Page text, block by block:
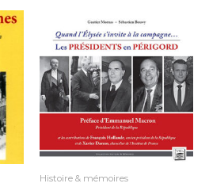
Histoire & mémoires